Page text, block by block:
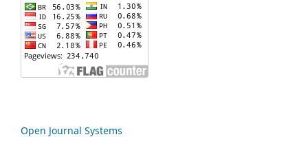
Open Journal Systems